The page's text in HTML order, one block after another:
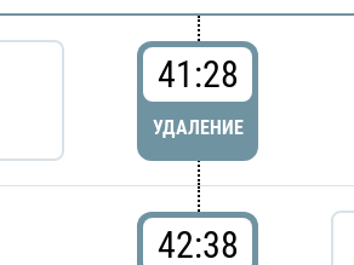
41:28
УДАЛЕНИЕ
42:38